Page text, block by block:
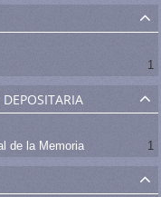
1
de la Memoria
1